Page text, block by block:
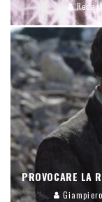
PROVOCARE LA